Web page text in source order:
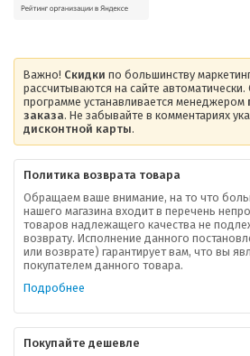
Важно! Скидки по большинству
рассчитываются на сайте
программе устанавливается менеджером
заказа. Не забывайте в комментариях
дисконтной карты.
Политика возврата товара
Обращаем ваше внимание, на то что
нашего магазина входит в перечень
товаров надлежащего качества не
возврату. Исполнение данного
или возврате) гарантирует вам, что вы
покупателем данного товара.
Подробнее
Покупайте дешевле